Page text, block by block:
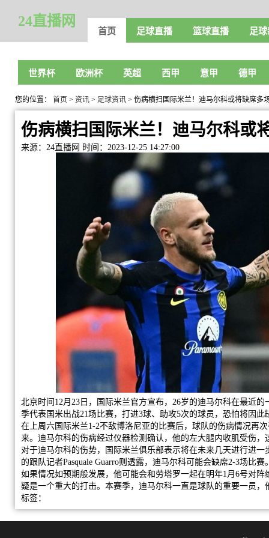
24直播网
首页 足球直播 篮球直播 足
世界杯 欧洲杯 英超 西甲 意甲 德甲
您的位置： 首页 > 资讯 > 足球资讯 > 伤病横扫国际米兰！迪马尔科或将缺席多
伤病横扫国际米兰！迪马尔科或
来源：24直播网 时间：2023-12-25 14:27:00
北京时间12月23日，国际米兰官方宣布，26岁的迪马尔科在最近
季代表国米出战21场比赛，打进3球、助攻5次的球员，恐怕将因此
在上周六国际米兰1-2不敌博洛尼亚的比赛后，球队的伤病情况再
来。迪马尔科的伤病经过仪器检测确认，他的左大腿内收肌受伤
对于迪马尔科的伤势，国际米兰俱乐部表示将在未来几天进行进一
的跟队记者Pasquale Guarro则透露，迪马尔科可能会缺席2-3场比赛
如果情况如预期般发展，他可能会和劳塔罗一起在明年1月6号对
疑是一个重大的打击。本赛季，迪马尔科一直是球队的重要一员
标签：